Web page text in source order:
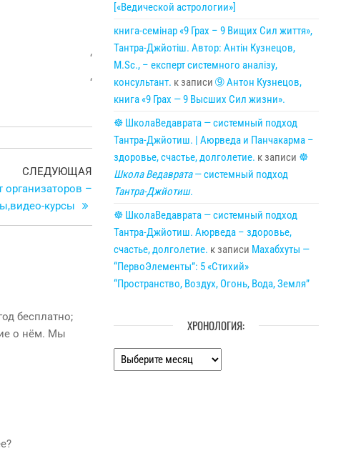
‘
‘
Следующая
запись
СЛЕДУЮЩАЯ
организаторов –
курсы
бесплатно;
о нём. Мы
[«Ведической астрологии»]
книга-семінар «9 Грах – 9 Вищих Сил життя»,
Тантра-Джйотіш. Автор: Антін Кузнецов,
M.Sc., – експерт системного аналізу,
консультант. к записи ➈ Антон Кузнецов,
книга «9 Грах — 9 Высших Сил жизни».
☸ ШколаВедаврата — системный подход
Тантра-Джйотиш. | Аюрведа и Панчакарма –
здоровье, счастье, долголетие. к записи ☸
Школа Ведаврата— системный подход
Тантра-Джйотиш.
☸ ШколаВедаврата — системный подход
Тантра-Джйотиш. Аюрведа – здоровье,
счастье, долголетие. к записи Махабхуты —
“ПервоЭлементы”: 5 «Стихий»
“Пространство, Воздух, Огонь, Вода, Земля”
ХРОНОЛОГИЯ:
Хронология: